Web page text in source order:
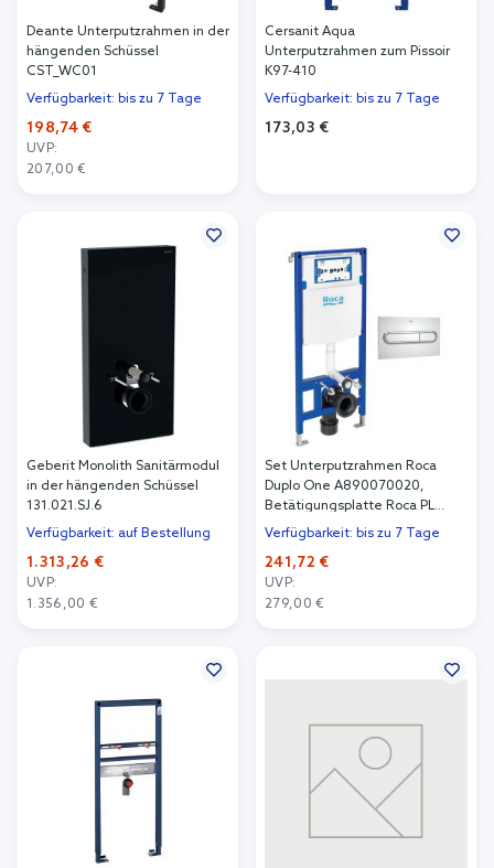
Deante Unterputzrahmen in der
hängenden Schüssel
CST_WC01
Verfügbarkeit: bis zu 7 Tage
198,74 €
UVP:
207,00 €
Cersanit Aqua
Unterputzrahmen zum Pissoir
K97-410
Verfügbarkeit: bis zu 7 Tage
173,03 €
Geberit Monolith Sanitärmodul
in der hängenden Schüssel
131.021.SJ.6
Verfügbarkeit: auf Bestellung
1.313,26 €
UVP:
1.356,00 €
Set Unterputzrahmen Roca
Duplo One A890070020,
Betätigungsplatte Roca PL
A890195001
Verfügbarkeit: bis zu 7 Tage
241,72 €
UVP:
279,00 €